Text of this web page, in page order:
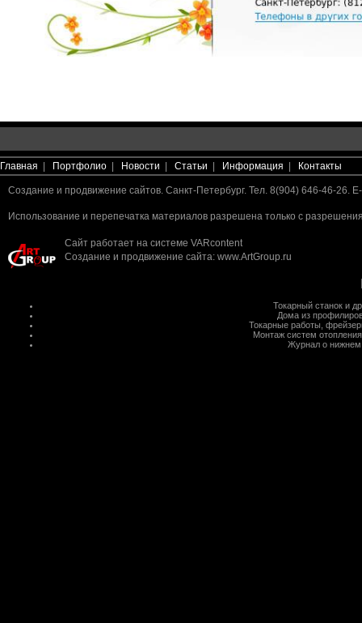
Главная Портфолио Новости Статьи Информация Контакты
Создание и продвижение сайтов. Санкт-Петербург. Тел. 8(904) 646-46-26.
Использование и перепечатка материалов разрешена только с
Сайт работает на системе VARcontent
Создание и продвижение сайта: www.ArtGroup.ru
Токарный станок и
Дома из
Токарные работы
Монтаж систем отопления
Журнал о нижнем